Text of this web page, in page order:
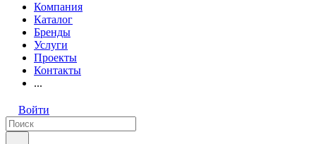
Компания
Каталог
Бренды
Услуги
Проекты
Контакты
...
Войти